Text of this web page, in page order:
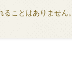
ことはありません。